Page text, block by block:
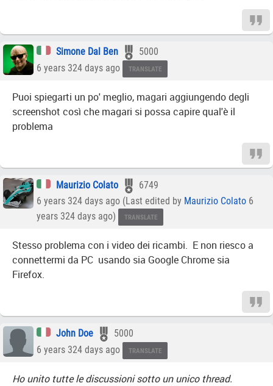
Simone Dal Ben
5000
6 years 324 days ago
TRANSLATE
Puoi spiegarti un po' meglio, magari aggiungendo degli
screenshot così che magari si possa capire qual'è il
problema
Maurizio Colato
6749
6 years 324 days ago (Last edited by Maurizio Colato 6
years 324 days ago)
TRANSLATE
Stesso problema con i video dei ricambi. E non riesco a
connettermi da PC usando sia Google Chrome sia
Firefox.
John Doe
5000
6 years 324 days ago
TRANSLATE
Ho unito tutte le discussioni sotto un unico thread.